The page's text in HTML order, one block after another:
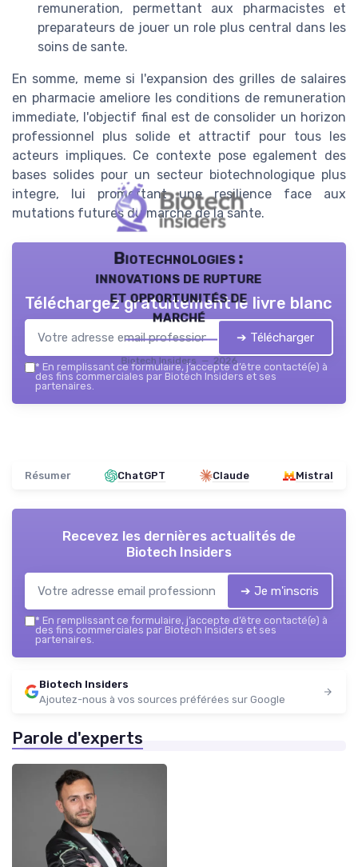
remuneration, permettant aux pharmacistes et
preparateurs de jouer un role plus central dans les
soins de sante.
En somme, meme si l'expansion des grilles de salaires
en pharmacie ameliore les conditions de remuneration
immediate, l'objectif final est de consolider un horizon
professionnel plus solide et attractif pour tous les
acteurs impliques. Ce contexte pose egalement des
bases solides pour un secteur biotechnologique plus
integre, lui promettant une resilience face aux
mutations futures du marche de la sante.
Biotechnologies :
innovations de rupture
et opportunités de
marché
Biotech Insiders — 2026
Téléchargez gratuitement le livre blanc
➔ Télécharger
* En remplissant ce formulaire, j’accepte d’être contacté(e) à
des fins commerciales par Biotech Insiders et ses
partenaires.
Résumer ChatGPT Claude Mistral
Recevez les dernières actualités de
Biotech Insiders
➔ Je m'inscris
* En remplissant ce formulaire, j’accepte d’être contacté(e) à
des fins commerciales par Biotech Insiders et ses
partenaires.
Biotech Insiders
Ajoutez-nous à vos sources préférées sur Google
Parole d'experts